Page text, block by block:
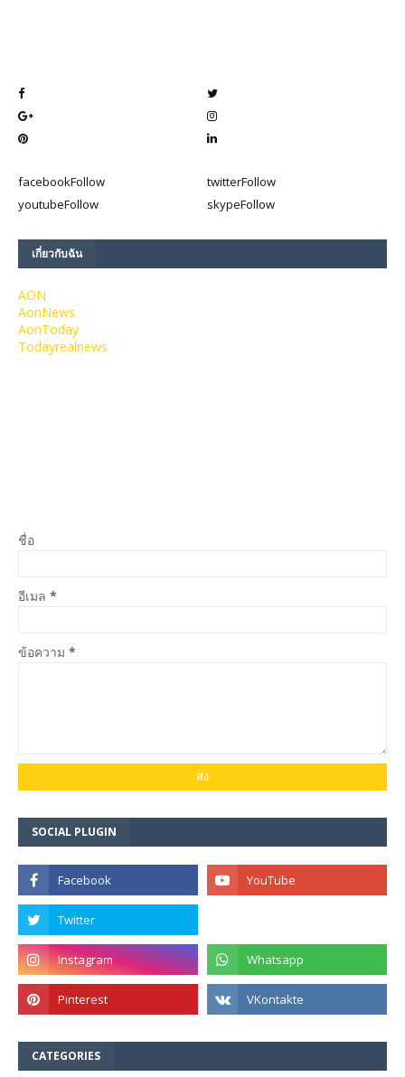
facebookFollow twitterFollow
youtubeFollow skypeFollow
เกี่ยวกับฉัน
AON
AonNews
AonToday
Todayrealnews
ชื่อ
อีเมล *
ข้อความ *
SOCIAL PLUGIN
CATEGORIES